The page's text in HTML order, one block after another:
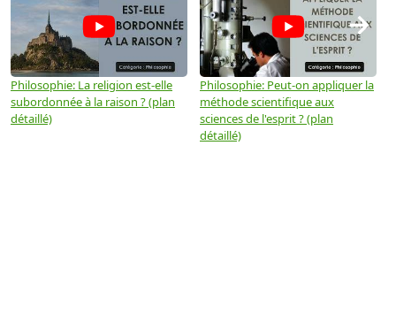
Philosophie: La religion est-elle
subordonnée à la raison ? (plan
détaillé)
Philosophie: Peut-on appliquer la
méthode scientifique aux
sciences de l'esprit ? (plan
détaillé)
→